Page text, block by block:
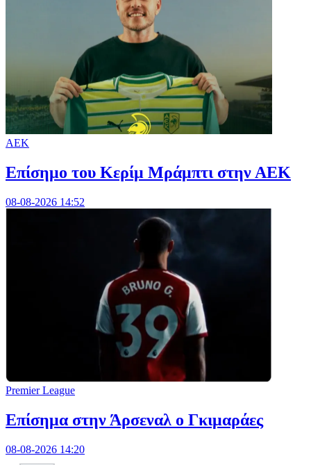
ΑΕΚ
Επίσημο του Κερίμ Μράμπτι στην ΑΕK
08-08-2026 14:52
Premier League
Επίσημα στην Άρσεναλ ο Γκιμαράες
08-08-2026 14:20